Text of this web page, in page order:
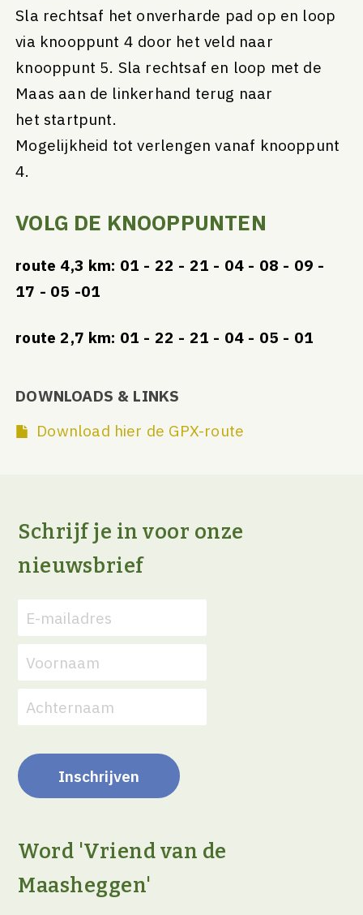
Sla rechtsaf het onverharde pad op en loop
via knooppunt 4 door het veld naar
knooppunt 5. Sla rechtsaf en loop met de
Maas aan de linkerhand terug naar
het startpunt.
Mogelijkheid tot verlengen vanaf knooppunt
4.
VOLG DE KNOOPPUNTEN
route 4,3 km: 01 - 22 - 21 - 04 - 08 - 09 -
17 - 05 -01
route 2,7 km: 01 - 22 - 21 - 04 - 05 - 01
DOWNLOADS & LINKS
Download hier de GPX-route
Schrijf je in voor onze
nieuwsbrief
Word 'Vriend van de
Maasheggen'